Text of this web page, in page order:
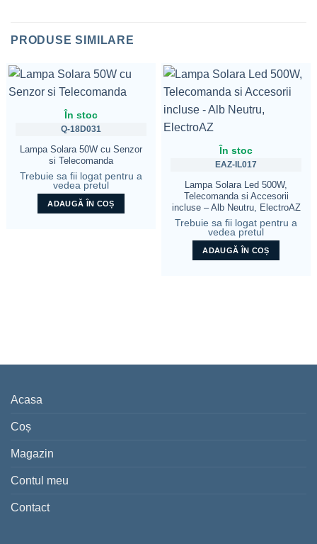
PRODUSE SIMILARE
În stoc
Q-18D031
Lampa Solara 50W cu Senzor
si Telecomanda
Trebuie sa fii logat pentru a
vedea pretul
ADAUGĂ ÎN COȘ
În stoc
EAZ-IL017
Lampa Solara Led 500W,
Telecomanda si Accesorii
incluse – Alb Neutru, ElectroAZ
Trebuie sa fii logat pentru a
vedea pretul
ADAUGĂ ÎN COȘ
Acasa
Coș
Magazin
Contul meu
Contact